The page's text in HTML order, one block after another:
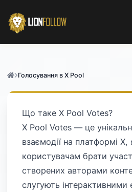
Голосування в X Pool
Що таке X Pool Votes?
X Pool Votes — це
взаємодії на платформі
користувачам брати
створених авторами
слугують